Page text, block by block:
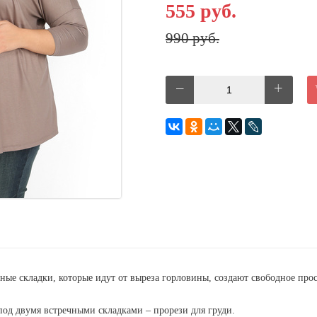
555 руб.
990 руб.
складки, которые идут от выреза горловины, создают свободное
двумя встречными складками – прорези для груди.